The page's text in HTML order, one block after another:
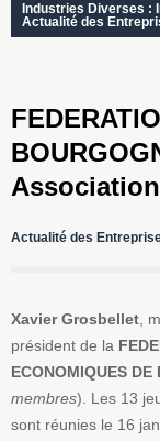
Industries Diverses :
Actualité des
Association
Actualité des
Xavier Grosbellet,
président de la
ECONOMIQUES
membres). Les 13
sont réunies le 16